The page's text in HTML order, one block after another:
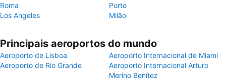
Roma
Porto
Los Angeles
Milão
Principais aeroportos do mundo
Aeroporto de Lisboa
Aeroporto Internacional de Miami
Aeroporto de Rio Grande
Aeroporto Internacional Arturo
Merino Benítez